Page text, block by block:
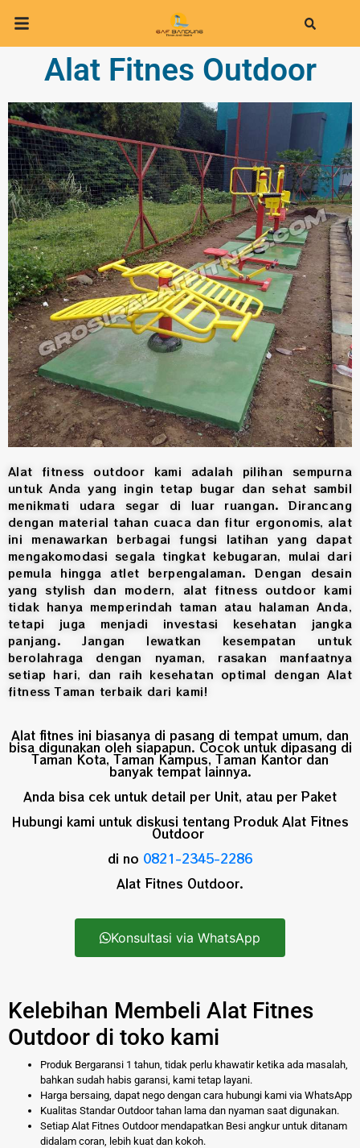
Alat Fitnes Outdoor
Alat fitness outdoor kami adalah pilihan sempurna
untuk Anda yang ingin tetap bugar dan sehat sambil
menikmati udara segar di luar ruangan. Dirancang
dengan material tahan cuaca dan fitur ergonomis, alat
ini menawarkan berbagai fungsi latihan yang dapat
mengakomodasi segala tingkat kebugaran, mulai dari
pemula hingga atlet berpengalaman. Dengan desain
yang stylish dan modern, alat fitness outdoor kami
tidak hanya memperindah taman atau halaman Anda,
tetapi juga menjadi investasi kesehatan jangka
panjang. Jangan lewatkan kesempatan untuk
berolahraga dengan nyaman, rasakan manfaatnya
setiap hari, dan raih kesehatan optimal dengan Alat
fitness Taman terbaik dari kami!
Alat fitnes ini biasanya di pasang di tempat umum, dan
bisa digunakan oleh siapapun. Cocok untuk dipasang di
Taman Kota, Taman Kampus, Taman Kantor dan
banyak tempat lainnya.
Anda bisa cek untuk detail per Unit, atau per Paket
Hubungi kami untuk diskusi tentang Produk Alat Fitnes
Outdoor
di no 0821-2345-2286
Alat Fitnes Outdoor.
Konsultasi via WhatsApp
Kelebihan Membeli Alat Fitnes
Outdoor di toko kami
Produk Bergaransi 1 tahun, tidak perlu khawatir ketika ada masalah,
bahkan sudah habis garansi, kami tetap layani.
Harga bersaing, dapat nego dengan cara hubungi kami via WhatsApp
Kualitas Standar Outdoor tahan lama dan nyaman saat digunakan.
Setiap Alat Fitnes Outdoor mendapatkan Besi angkur untuk ditanam
didalam coran, lebih kuat dan kokoh.